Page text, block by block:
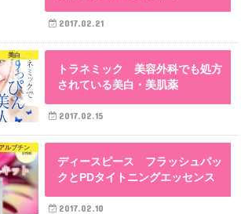
2017.02.21
美白
トラネミック 美容外科でも処方
されている美白・美肌薬
2017.02.15
ルブチン
ディースピース フラッシュパッ
クとPDタイトニングエッセンス
2017.02.10